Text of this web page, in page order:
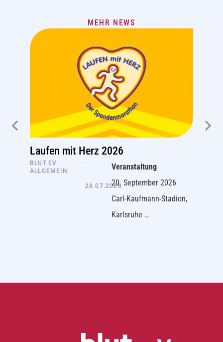
MEHR NEWS
Laufen mit Herz 2026
BLUT.EV
ALLGEMEIN
•
28.07.2026
Veranstaltung
20. September 2026
Carl-Kaufmann-Stadion,
Karlsruhe …